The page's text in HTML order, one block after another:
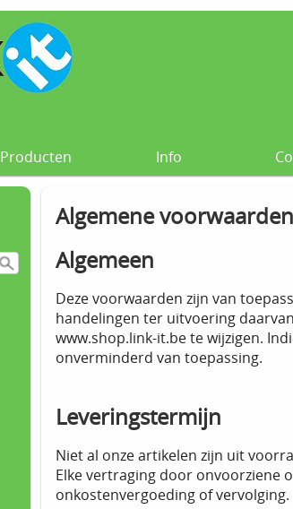
Producten Info
Algemene voorwaarden
Algemeen
Deze voorwaarden zijn van
handelingen ter uitvoering
www.shop.link-it.be te wijzigen.
onverminderd van toepassing.
Leveringstermijn
Niet al onze artikelen zijn uit
Elke vertraging door onvoorziene
onkostenvergoeding of vervolging.